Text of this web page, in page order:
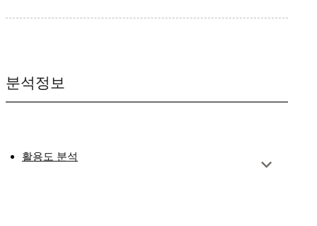
분석정보
활용도 분석